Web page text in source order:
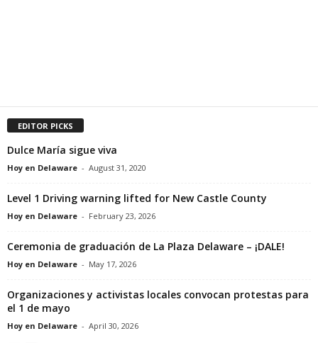
EDITOR PICKS
Dulce María sigue viva
Hoy en Delaware - August 31, 2020
Level 1 Driving warning lifted for New Castle County
Hoy en Delaware - February 23, 2026
Ceremonia de graduación de La Plaza Delaware – ¡DALE!
Hoy en Delaware - May 17, 2026
Organizaciones y activistas locales convocan protestas para
el 1 de mayo
Hoy en Delaware - April 30, 2026